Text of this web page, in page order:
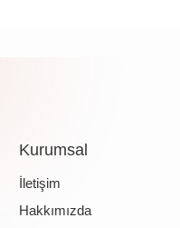
Kurumsal
İletişim
Hakkımızda